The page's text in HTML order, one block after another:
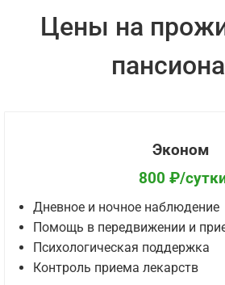
Цены на
Эконом
800 ₽/
Дневное и ночное наблюдение
Помощь в передвижении и
Психологическая поддержка
Контроль приема лекарств